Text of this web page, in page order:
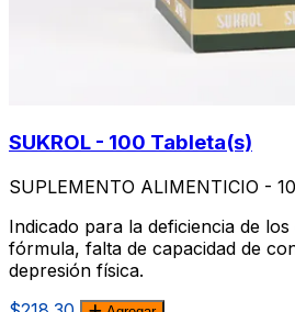
SUKROL - 100 Tableta(s)
SUPLEMENTO ALIMENTICIO -
Indicado para la deficiencia de
fórmula, falta de capacidad de
depresión fí­sica.